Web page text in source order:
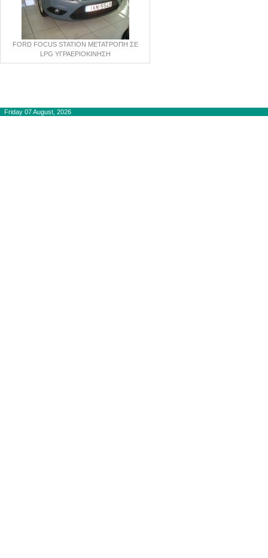
FORD FOCUS STATION ΜΕΤΑΤΡΟΠΗ ΣΕ
LPG ΥΓΡΑΕΡΙΟΚΙΝΗΣΗ
Friday 07 August, 2026